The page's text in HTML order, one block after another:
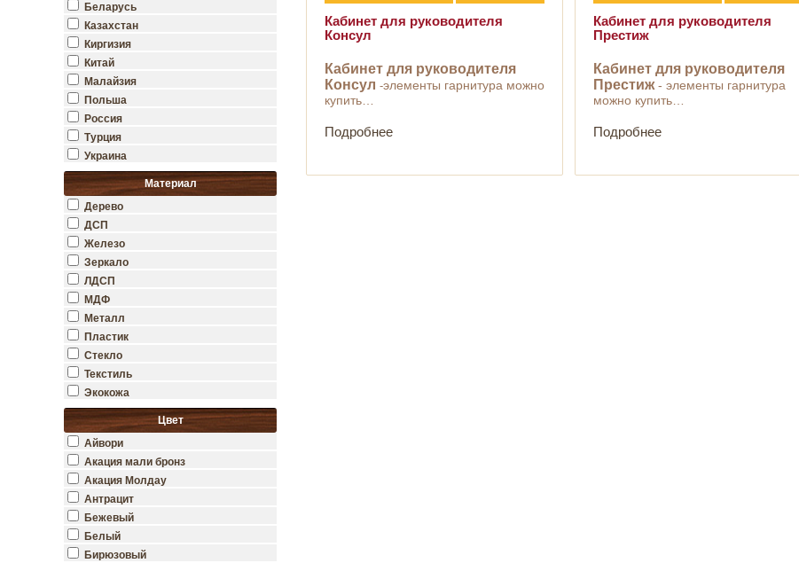
Беларусь
Казахстан
Киргизия
Китай
Малайзия
Польша
Россия
Турция
Украина
Материал
Дерево
ДСП
Железо
Зеркало
ЛДСП
МДФ
Металл
Пластик
Стекло
Текстиль
Экокожа
Цвет
Айвори
Акация мали бронз
Акация Молдау
Антрацит
Бежевый
Белый
Бирюзовый
Кабинет для руководителя
Консул
Кабинет для руководителя
Консул -элементы гарнитура можно
купить…
Подробнее
Кабинет для руководителя
Престиж
Кабинет для руководителя
Престиж - элементы гарнитура
можно купить…
Подробнее